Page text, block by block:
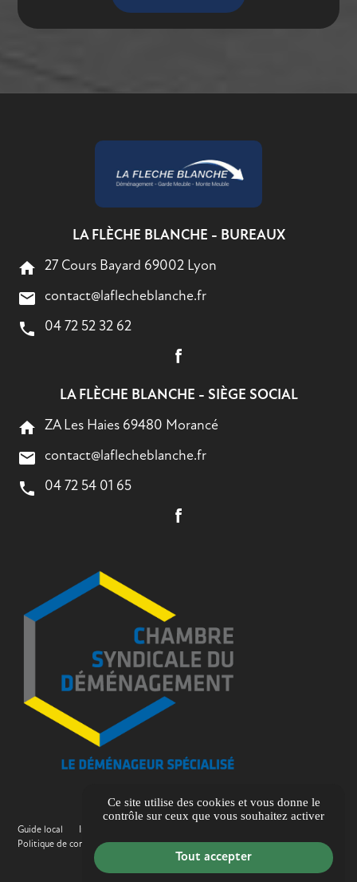
LA FLÈCHE BLANCHE - BUREAUX
home 27 Cours Bayard 69002 Lyon
mail contact@laflecheblanche.fr
phone 04 72 52 32 62
LA FLÈCHE BLANCHE - SIÈGE SOCIAL
home ZA Les Haies 69480 Morancé
mail contact@laflecheblanche.fr
phone 04 72 54 01 65
Guide local
Politique de confidentialité
Gestion des cookies
Ce site utilise des cookies et vous donne le
contrôle sur ceux que vous souhaitez activer
Tout accepter